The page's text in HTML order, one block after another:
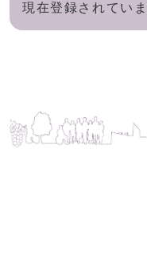
現在登録されていま